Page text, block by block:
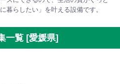
暮らしたい」を叶える設備です。
一覧 [愛媛県]